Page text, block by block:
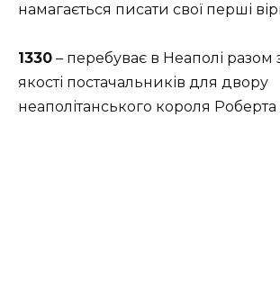
намагається писати свої перші
1330 – перебуває в Неаполі разом
якості постачальників для двору
неаполітанського короля